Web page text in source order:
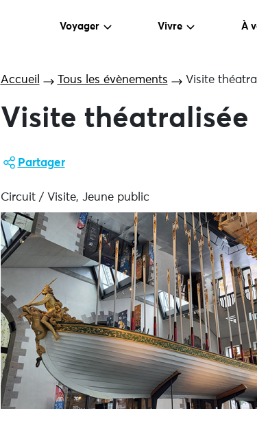
Voyager Vivre À
Accueil Tous les évènements Visite
Visite théatralisée
Partager
Circuit / Visite, Jeune public